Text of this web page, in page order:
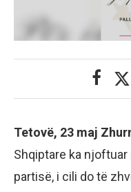
Tetovë, 23 maj
Shqiptare ka
partisë, i cili do të